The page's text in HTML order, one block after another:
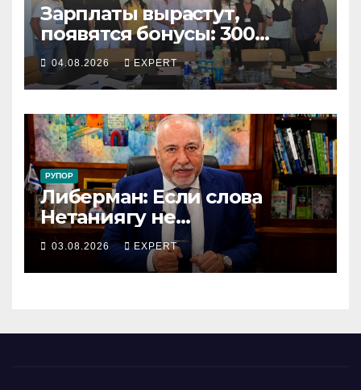
Зарплаты вырастут,
появятся бонусы: 300
сотрудников «Штраус»
получили новый
коллективный договор
04.08.2026 EXPERT
РУПОР
Либерман: Если слова
Нетаниягу не
предвыборный трюк, пусть
докажет это делом
03.08.2026 EXPERT